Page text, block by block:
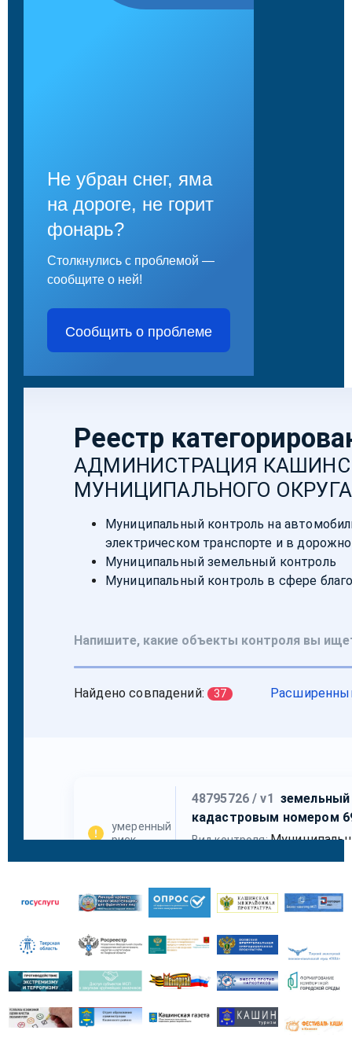
Не убран снег, яма
на дороге, не горит
фонарь?
Столкнулись с проблемой —
сообщите о ней!
Сообщить о проблеме